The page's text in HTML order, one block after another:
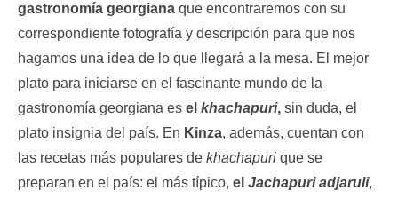
gastronomía georgiana que encontraremos con su
correspondiente fotografía y descripción para que nos
hagamos una idea de lo que llegará a la mesa. El mejor
plato para iniciarse en el fascinante mundo de la
gastronomía georgiana es el khachapuri, sin duda, el
plato insignia del país. En Kinza, además, cuentan con
las recetas más populares de khachapuri que se
preparan en el país: el más típico, el Jachapuri adjaruli,